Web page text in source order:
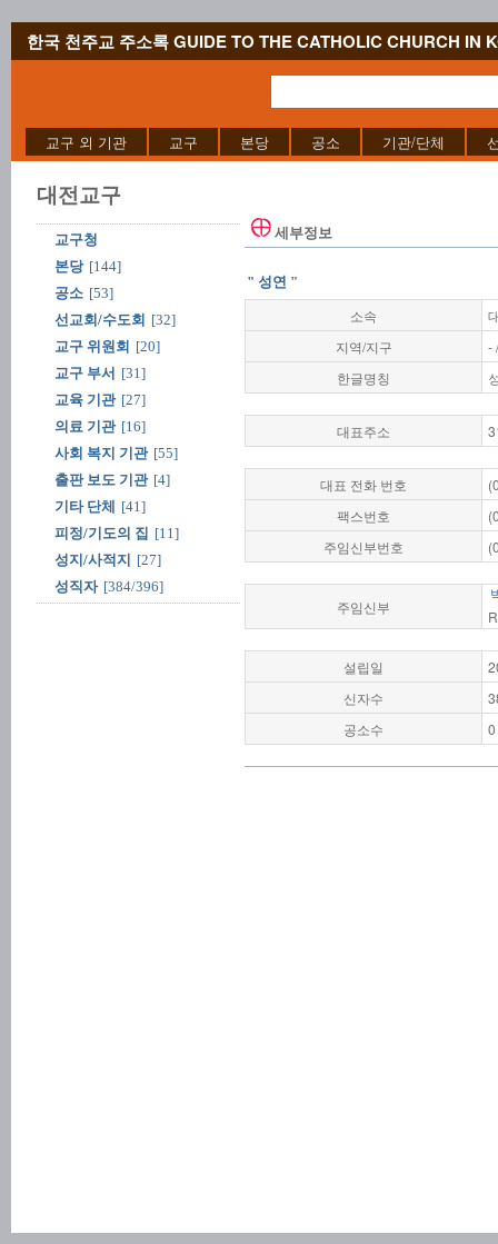
한국 천주교 주소록 GUIDE TO THE CATHOLIC CHURCH IN
교구 외 기관 교구 본당 공소 기관/단체
대전교구
교구청
본당 [144]
공소 [53]
선교회/수도회 [32]
교구 위원회 [20]
교구 부서 [31]
교육 기관 [27]
의료 기관 [16]
사회 복지 기관 [55]
출판 보도 기관 [4]
기타 단체
[41]
피정/기도의 집 [11]
성지/사적지
[27]
성직자 [384/396]
세부정보
" 성연 "
소속
지역/지구
-
한글명칭
대표주소
대표 전화 번호
팩스번호
주임신부번호
주임신부
설립일
신자수
공소수
0